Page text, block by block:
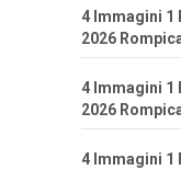
4 Immagini 1
2026
4 Immagini 1
2026
4 Immagini 1